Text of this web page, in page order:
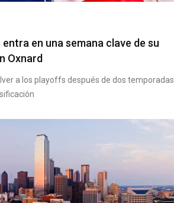
entra en una semana clave de su
Oxnard
a los playoffs después de dos temporadas